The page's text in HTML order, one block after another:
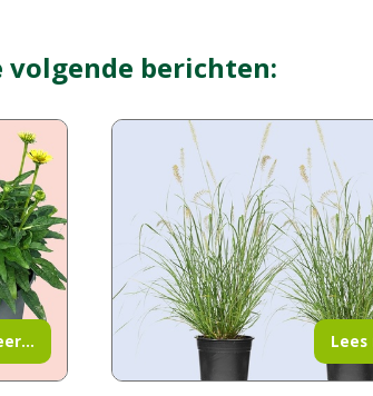
volgende berichten:
Lees